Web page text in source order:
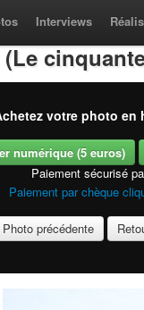
Interviews
votre photo en
numérique (5 euros)
Paiement sécurisé
Paiement par chèque
précédente